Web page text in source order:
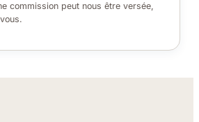
commission peut nous être versée,